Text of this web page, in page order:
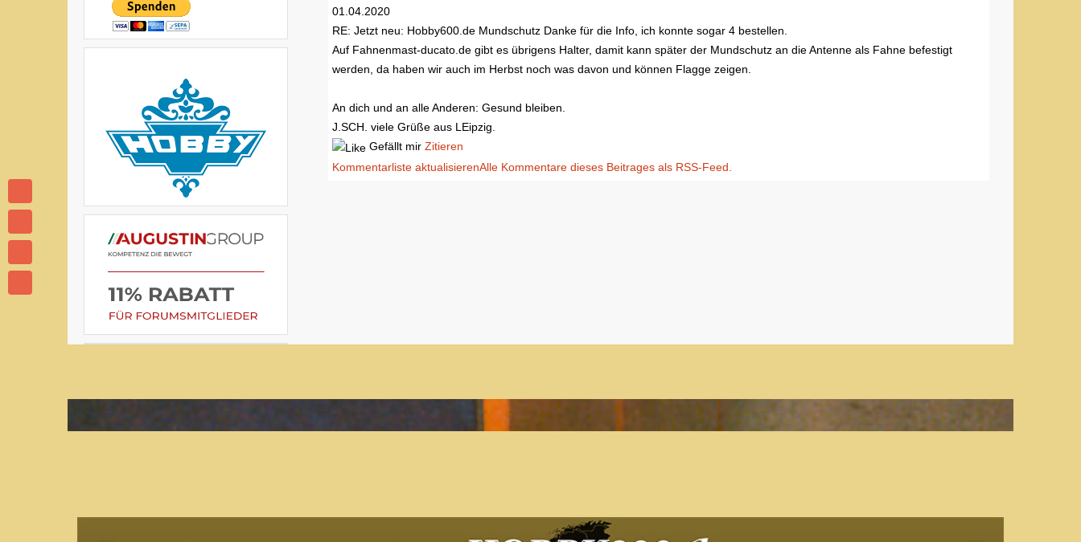
01.04.2020
RE: Jetzt neu: Hobby600.de Mundschutz Danke für die Info, ich konnte sogar 4 bestellen.
Auf Fahnenmast-ducato.de gibt es übrigens Halter, damit kann später der Mundschutz an die Antenne als Fahne befestigt
werden, da haben wir auch im Herbst noch was davon und können Flagge zeigen.
An dich und an alle Anderen: Gesund bleiben.
J.SCH. viele Grüße aus LEipzig.
Gefällt mir Zitieren
Kommentarliste aktualisierenAlle Kommentare dieses Beitrages als RSS-Feed.